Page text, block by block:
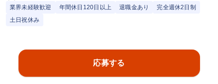
業界未経験歓迎 年間休日120日以上 退職金あり
完全週休2日制
土日祝休み
応募する